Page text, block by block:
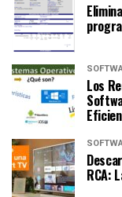
Los
RCA: